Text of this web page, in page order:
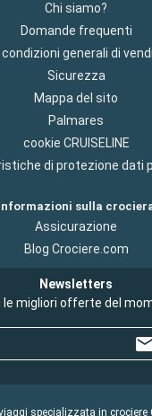
Chi siamo?
Domande frequenti
condizioni generali di
Sicurezza
Mappa del sito
Palmares
cookie CRUISELINE
di protezione dati
sulla
Assicurazione
Blog Crociere.com
Newsletters
le migliori offerte del
specializzata in crociere